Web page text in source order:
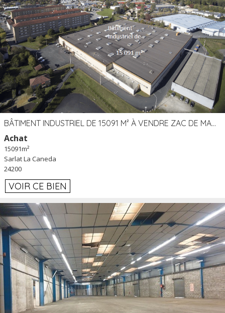
BÂTIMENT INDUSTRIEL DE 15091 M² À VENDRE ZAC DE MADRAZÈS À SARLAT (24)
Achat
15091m²
Sarlat La Caneda
24200
VOIR CE BIEN